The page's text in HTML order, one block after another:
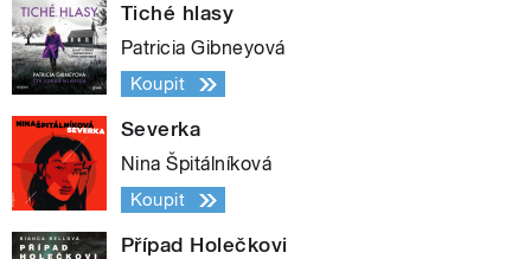
Tiché hlasy
Patricia Gibneyová
Koupit
Severka
Nina Špitálníková
Koupit
Případ Holečkovi